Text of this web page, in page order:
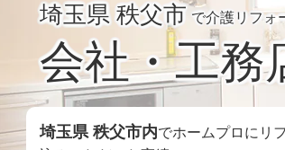
埼玉県 秩父市 で介護リフォ
会社・工務
埼玉県 秩父市内でホームプロにリ